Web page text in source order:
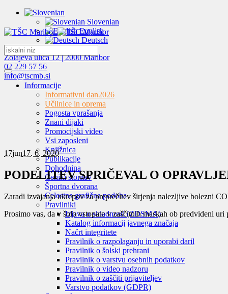
Slovenian
English
Deutsch
Zolajeva ulica 12 | 2000 Maribor
02 229 57 56
info@tscmb.si
Informacije
Informativni dan2026
Učilnice in oprema
Pogosta vprašanja
Znani dijaki
Promocijski video
Vsi zaposleni
Knjižnica
Publikacije
Dohodnina
Ceniki storitev
Športna dvorana
Celostna grafična podoba
Pravilniki
Izjava o skladnosti (ZDSMA)
Katalog informacij javnega značaja
Načrt integritete
Pravilnik o razpolaganju in uporabi daril
Pravilnik o šolski prehrani
Pravilnik o varstvu osebnih podatkov
Pravilnik o video nadzoru
Pravilnik o zaščiti prijaviteljev
Varstvo podatkov (GDPR)
17jun17. 6. 2020
PODELITEV SPRIČEVAL O
Zaradi izvajanja ukrepov za preprečitev širjenja nalezljive bolezni
Prosimo vas, da v šolo vstopate v zaščitnih maskah ob predvideni uri